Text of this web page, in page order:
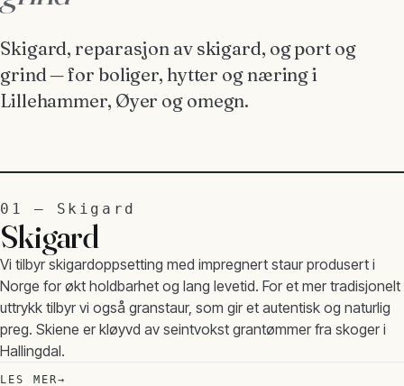
Skigard, reparasjon av skigard, og port og
grind — for boliger, hytter og næring i
Lillehammer, Øyer og omegn.
01 — Skigard
Skigard
Vi tilbyr skigardoppsetting med impregnert staur produsert i
Norge for økt holdbarhet og lang levetid. For et mer tradisjonelt
uttrykk tilbyr vi også granstaur, som gir et autentisk og naturlig
preg. Skiene er kløyvd av seintvokst grantømmer fra skoger i
Hallingdal.
LES MER